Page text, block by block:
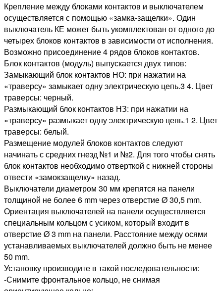
Крепление между блоками контактов и выключателем
осуществляется с помощью «замка-защелки». Один
выключатель КЕ может быть укомплектован от одного до
четырех блоков контактов в зависимости от исполнения.
Возможно присоединение 4 рядов блоков контактов.
Блок контактов (модуль) выпускается двух типов:
Замыкающий блок контактов НО: при нажатии на
«траверсу» замыкает одну электрическую цепь.3 4. Цвет
траверсы: черный.
Размыкающий блок контактов НЗ: при нажатии на
«траверсу» размыкает одну электрическую цепь.1 2. Цвет
траверсы: белый.
Размещение модулей блоков контактов следуют
начинать с средних гнезд №1 и №2. Для того чтобы снять
блок контактов необходимо отверткой с нижней стороны
отвести «замокзащелку» назад.
Выключатели диаметром 30 мм крепятся на панели
толщиной не более 6 mm через отверстие Ø 30,5 mm.
Ориентация выключателей на панели осуществляется
специальным кольцом с усиком, который входит в
отверстие Ø 3 mm на панели. Расстояние между осями
устанавливаемых выключателей должно быть не менее
50 mm.
Установку производите в такой последовательности:
-Снимите фронтальное кольцо, не снимая